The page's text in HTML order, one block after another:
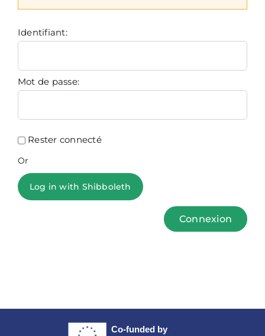
Identifiant:
Mot de passe:
Rester connecté
Or
Log in with Shibboleth
Connexion